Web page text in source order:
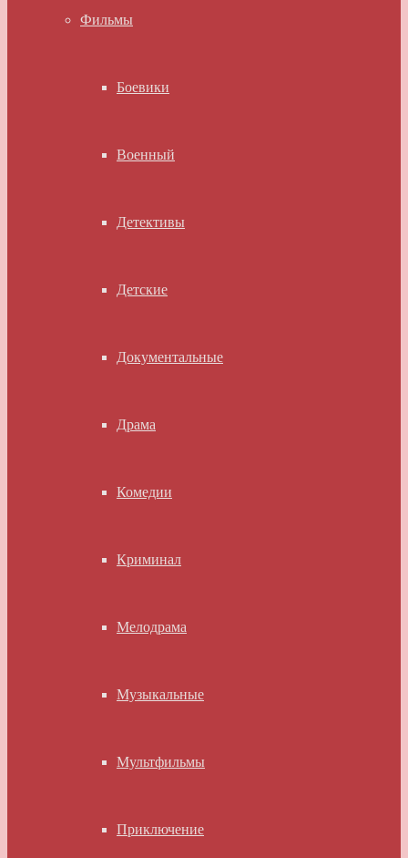
Фильмы
Боевики
Военный
Детективы
Детские
Документальные
Драма
Комедии
Криминал
Мелодрама
Музыкальные
Мультфильмы
Приключение